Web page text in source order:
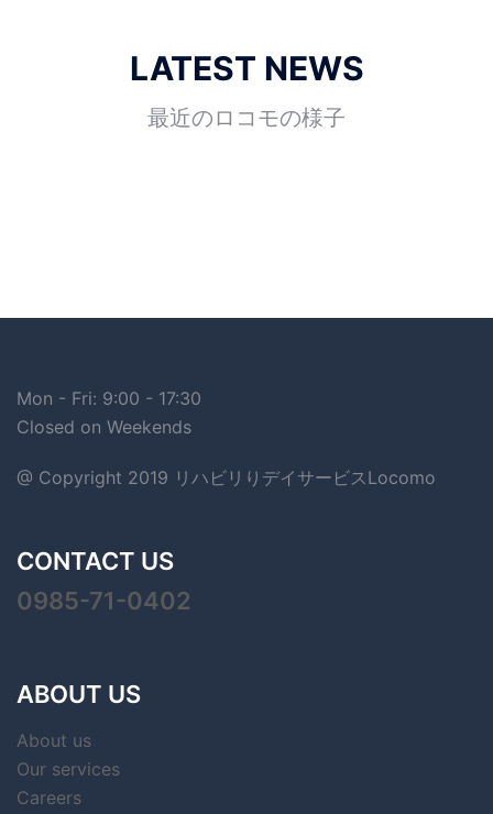
LATEST NEWS
最近のロコモの様子
Mon - Fri: 9:00 - 17:30
Closed on Weekends
@ Copyright 2019 リハビリりデイサービスLocomo
CONTACT US
0985-71-0402
ABOUT US
About us
Our services
Careers